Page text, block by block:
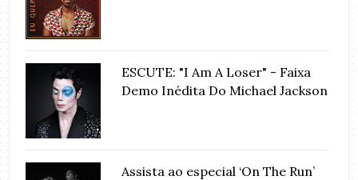
ESCUTE: "I Am A Loser" - Faixa
Demo Inédita Do Michael Jackson
Assista ao especial ‘On The Run’